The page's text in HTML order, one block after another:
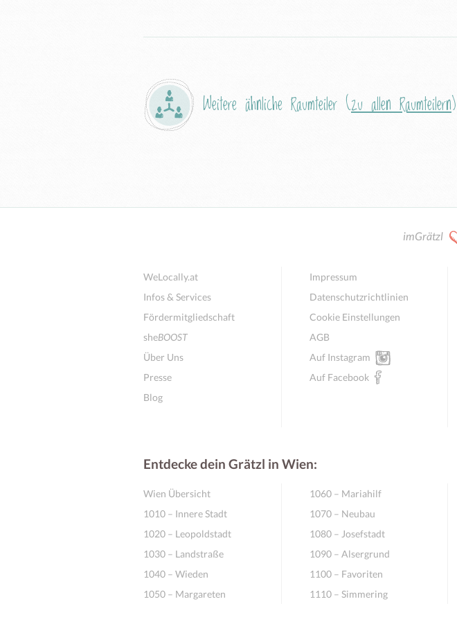
Weitere ähnliche Raumteiler (zu allen Raumteilern)
imGrätzl
WeLocally.at
Infos & Services
Fördermitgliedschaft
sheBOOST
Über Uns
Presse
Blog
Impressum
Datenschutzrichtlinien
Cookie Einstellungen
AGB
Auf Instagram
Auf Facebook
Entdecke dein Grätzl in Wien:
Wien Übersicht
1010 – Innere Stadt
1020 – Leopoldstadt
1030 – Landstraße
1040 – Wieden
1050 – Margareten
1060 – Mariahilf
1070 – Neubau
1080 – Josefstadt
1090 – Alsergrund
1100 – Favoriten
1110 – Simmering